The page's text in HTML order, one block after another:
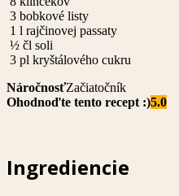
3 bobkové listy
1 l rajčinovej passaty
½ čl soli
3 pl kryštálového cukru
NáročnosťZačiatočník
Ohodnoďte tento recept :)5.0
Ingrediencie